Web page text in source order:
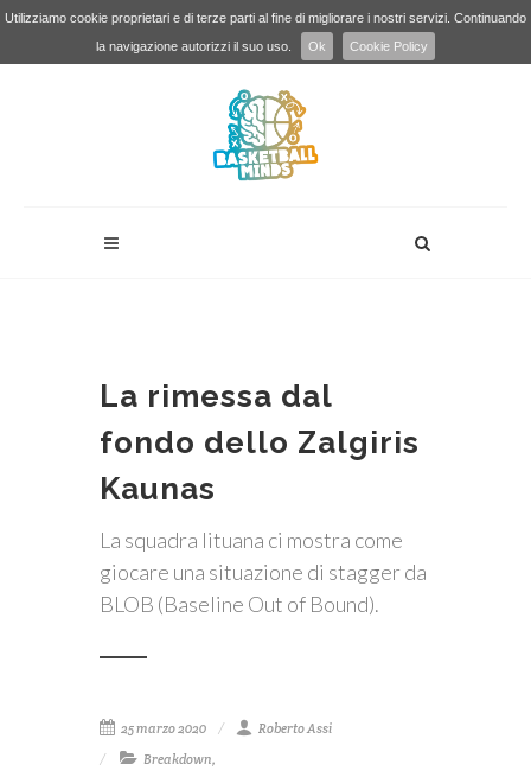
Utilizziamo cookie proprietari e di terze parti al fine di migliorare i nostri servizi. Continuando
la navigazione autorizzi il suo uso.
Ok Cookie Policy
La rimessa dal
fondo dello Zalgiris
Kaunas
La squadra lituana ci mostra come
giocare una situazione di stagger da
BLOB (Baseline Out of Bound).
25 marzo 2020
Roberto Assi
Breakdown,